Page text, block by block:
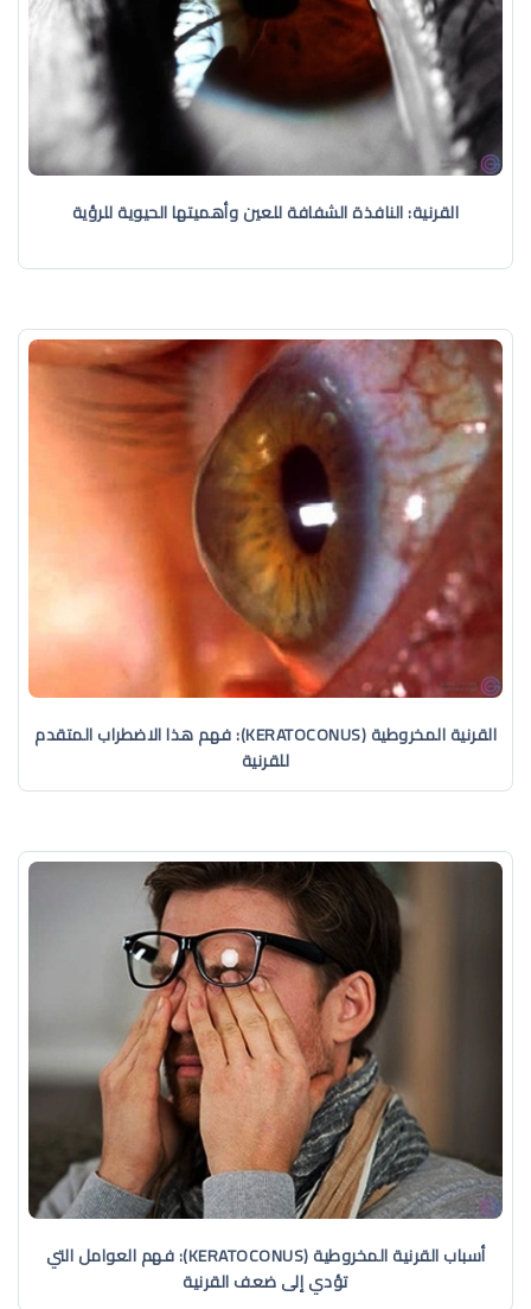
القرنية: النافذة الشفافة للعين وأهميتها الحيوية للرؤية
القرنية المخروطية (KERATOCONUS): فهم هذا الاضطراب المتقدم
للقرنية
أسباب القرنية المخروطية (KERATOCONUS): فهم العوامل التي
تؤدي إلى ضعف القرنية